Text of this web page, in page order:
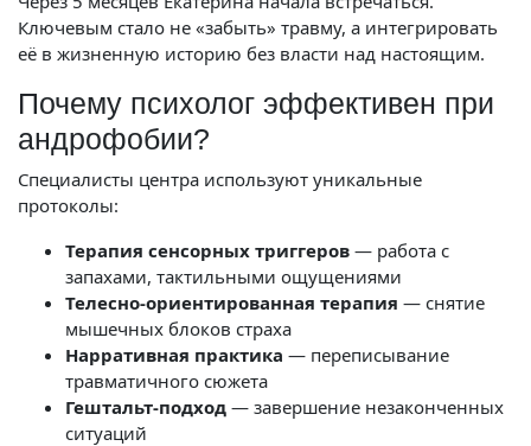
Ключевым стало не «забыть» травму, а интегрировать
её в жизненную историю без власти над настоящим.
Почему психолог эффективен при
андрофобии?
Специалисты центра используют уникальные
протоколы:
Терапия сенсорных триггеров — работа с
запахами, тактильными ощущениями
Телесно-ориентированная терапия — снятие
мышечных блоков страха
Нарративная практика — переписывание
травматичного сюжета
Гештальт-подход — завершение незаконченных
ситуаций